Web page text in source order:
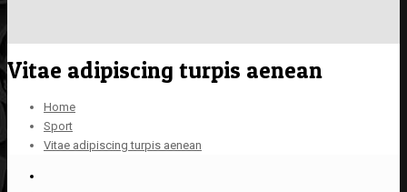
Vitae adipiscing turpis aenean
Home
Sport
Vitae adipiscing turpis aenean